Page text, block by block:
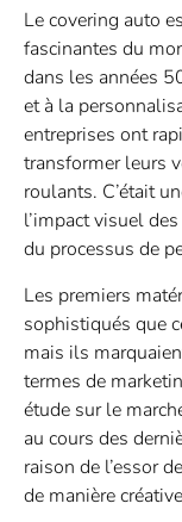
Le covering auto
fascinantes du
dans les années
et à la
entreprises ont
transformer leurs
roulants. C’était
l’impact visuel
du processus de
Les premiers
sophistiqués que
mais ils
termes de
étude sur le
au cours des
raison de l’essor
de manière